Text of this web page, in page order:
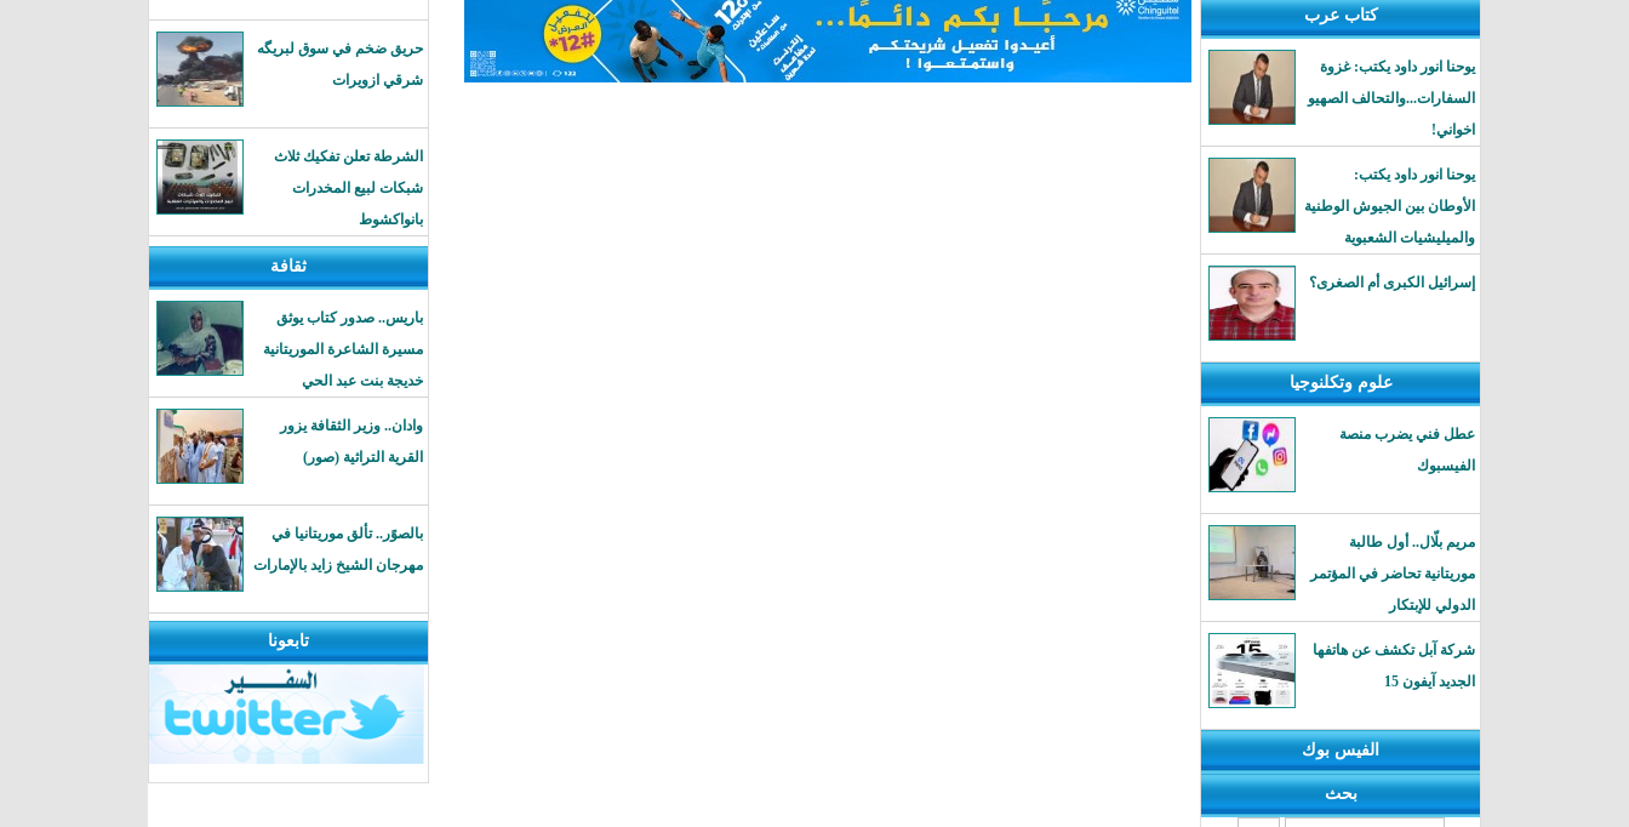
كتاب عرب
يوحنا انور داود يكتب: غزوة
السفارات...والتحالف الصهيو
اخواني!
يوحنا انور داود يكتب:
الأوطان بين الجيوش الوطنية
والميليشيات الشعبوية
إسرائيل الكبرى أم الصغرى؟
علوم وتكلنوجيا
عطل فني يضرب منصة
الفيسبوك
مريم بلّال.. أول طالبة
موريتانية تحاضر في المؤتمر
الدولي للإبتكار
شركة آبل تكشف عن هاتفها
الجديد آيفون 15
الفيس بوك
بحث
حريق ضخم في سوق لبريگه
شرقي ازويرات
الشرطة تعلن تفكيك ثلاث
شبكات لبيع المخدرات
بانواكشوط
ثقافة
باريس.. صدور كتاب يوثق
مسيرة الشاعرة الموريتانية
خديجة بنت عبد الحي
وادان.. وزير الثقافة يزور
القرية التراثية (صور)
بالصوًر.. تألق موريتانيا في
مهرجان الشيخ زايد بالإمارات
تابعونا